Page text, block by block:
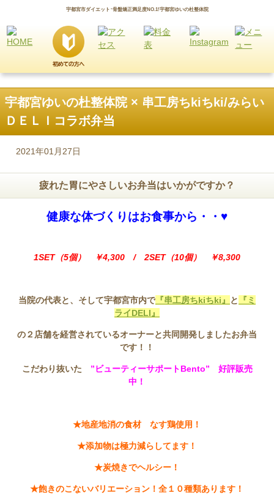
宇都宮市ダイエット･骨盤矯正満足度NO.1!宇都宮ゆいの杜整体院
宇都宮ゆいの杜整体院 × 串工房ちkiちki/みらい
ＤＥＬＩコラボ弁当
2021年01月27日
疲れた胃にやさしいお弁当はいかがですか？
健康な体づくりはお食事から・・♥
1SET（5個） ￥4,300 / 2SET（10個） ￥8,300
当院の代表と、そして宇都宮市内で 『串工房ちkiちki』 と
『ミ
ライDELI』
の２店舗を経営されているオーナーと共同開発しましたお弁当
です！！
こだわり抜いた ”ビューティーサポートBento” 好評販売
中！
★地産地消の食材 なす鶏使用！
★添加物は極力減らしてます！
★炭焼きでヘルシー！
★飽きのこないバリエーション！全１０種類あります！